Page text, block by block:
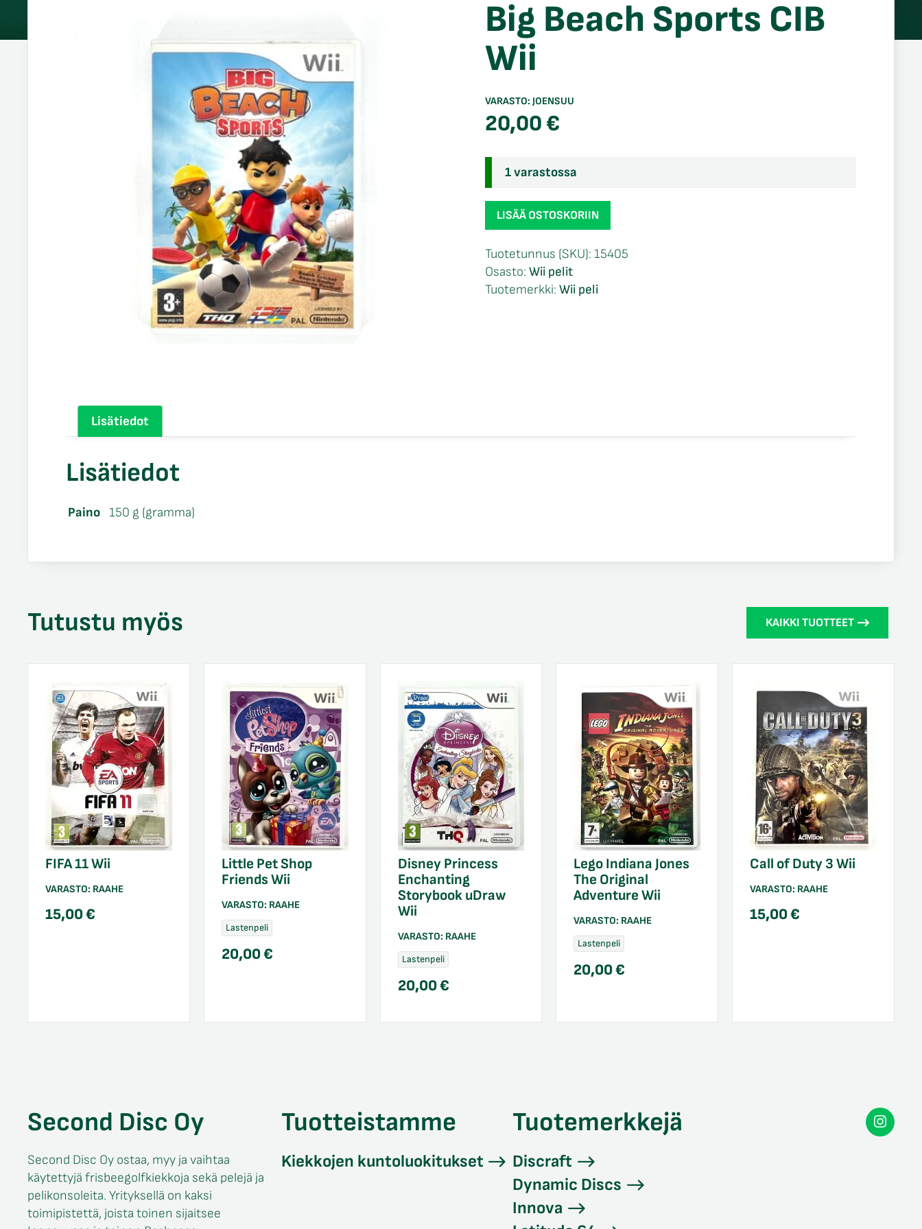
Big Beach Sports CIB
Wii
VARASTO: JOENSUU
20,00€
1 varastossa
Big
Beach
CIB
Wii
määrä
LISÄÄ OSTOSKORIIN
Tuotetunnus (SKU): 15405
Osasto: Wii pelit
Tuotemerkki: Wii peli
Lisätiedot
Lisätiedot
Paino 150 g (gramma)
Tutustu myös KAIKKI TUOTTEET
FIFA 11 Wii
VARASTO: RAAHE
15,00€
Little Pet Shop
Friends Wii
VARASTO: RAAHE
Lastenpeli
20,00€
Disney Princess
Enchanting
Storybook uDraw
Wii
VARASTO: RAAHE
Lastenpeli
20,00€
Lego Indiana Jones
The Original
Adventure Wii
VARASTO: RAAHE
Lastenpeli
20,00€
Call of Duty 3 Wii
VARASTO: RAAHE
15,00€
Second Disc Oy
Second Disc Oy ostaa, myy ja vaihtaa
käytettyjä frisbeegolfkiekkoja sekä pelejä ja
pelikonsoleita. Yrityksellä on kaksi
toimipistettä, joista toinen sijaitsee
Tuotteistamme
Kiekkojen kuntoluokitukset
Tuotemerkkejä
Discraft
Dynamic Discs
Innova